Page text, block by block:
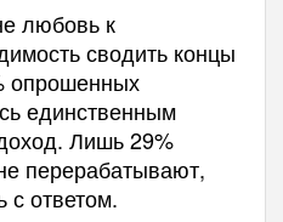
любовь к
сводить концы
опрошенных
единственным
Лишь 29%
перерабатывают,
с ответом.